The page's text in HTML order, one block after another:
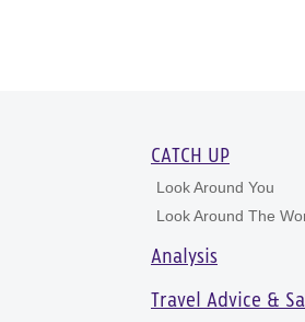
CATCH UP
Look Around You
Look Around The
Analysis
Travel Advice &